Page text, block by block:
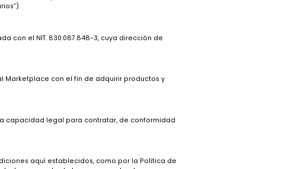
Tugó
“Usuarios”).
uso del Portal Marketplace con el fin de adquirir productos y
tener plena capacidad legal para contratar, de conformidad